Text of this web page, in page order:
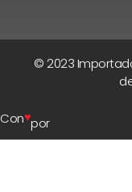
© 2023
Con♥por